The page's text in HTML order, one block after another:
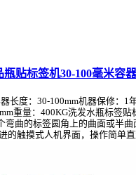
贴标签机30-100毫米容
长度：30-100mm机器保修：1
重量：400KG洗发水瓶标签贴
弯曲的标签圆角上的曲面或半
的触摸式人机界面，操作简单直